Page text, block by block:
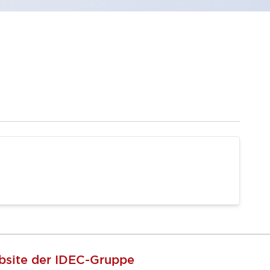
der IDEC-Gruppe